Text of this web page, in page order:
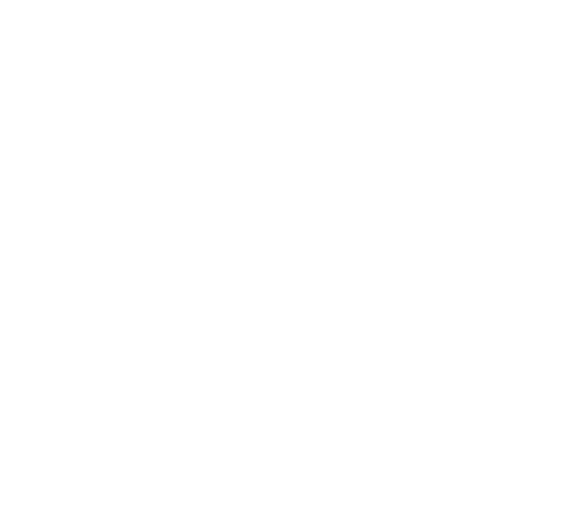
детские клипы, интересные факты о мультфильмах и про персонажей